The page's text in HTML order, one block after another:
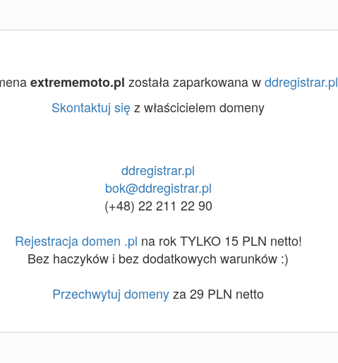
extrememoto.pl została zaparkowana wddregistrar.pl
Skontaktuj sięz właścicielem domeny
ddregistrar.pl
bok@ddregistrar.pl
(+48) 22 211 22 90
Rejestracja domen .pl na rok TYLKO 15 PLN netto!
Bez haczyków i bez dodatkowych warunków :)
Przechwytuj domenyza 29 PLN netto